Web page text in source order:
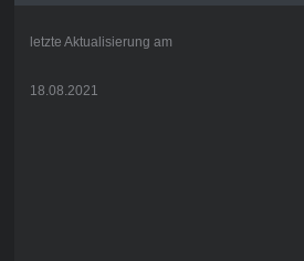
letzte Aktualisierung am
18.08.2021